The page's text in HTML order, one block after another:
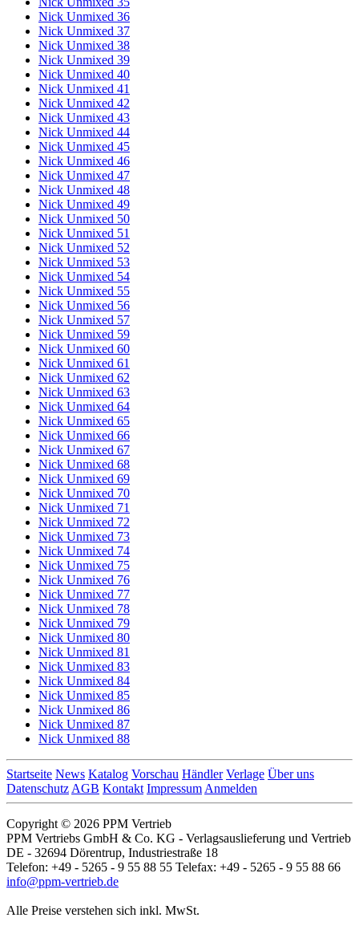
Nick Unmixed 36
Nick Unmixed 37
Nick Unmixed 38
Nick Unmixed 39
Nick Unmixed 40
Nick Unmixed 41
Nick Unmixed 42
Nick Unmixed 43
Nick Unmixed 44
Nick Unmixed 45
Nick Unmixed 46
Nick Unmixed 47
Nick Unmixed 48
Nick Unmixed 49
Nick Unmixed 50
Nick Unmixed 51
Nick Unmixed 52
Nick Unmixed 53
Nick Unmixed 54
Nick Unmixed 55
Nick Unmixed 56
Nick Unmixed 57
Nick Unmixed 59
Nick Unmixed 60
Nick Unmixed 61
Nick Unmixed 62
Nick Unmixed 63
Nick Unmixed 64
Nick Unmixed 65
Nick Unmixed 66
Nick Unmixed 67
Nick Unmixed 68
Nick Unmixed 69
Nick Unmixed 70
Nick Unmixed 71
Nick Unmixed 72
Nick Unmixed 73
Nick Unmixed 74
Nick Unmixed 75
Nick Unmixed 76
Nick Unmixed 77
Nick Unmixed 78
Nick Unmixed 79
Nick Unmixed 80
Nick Unmixed 81
Nick Unmixed 83
Nick Unmixed 84
Nick Unmixed 85
Nick Unmixed 86
Nick Unmixed 87
Nick Unmixed 88
Startseite News Katalog Vorschau Händler Verlage Über uns
Datenschutz AGB Kontakt Impressum Anmelden
Copyright © 2026 PPM Vertrieb
PPM Vertriebs GmbH & Co. KG - Verlagsauslieferung und Vertrieb
DE - 32694 Dörentrup, Industriestraße 18
Telefon: +49 - 5265 - 9 55 88 55 Telefax: +49 - 5265 - 9 55 88 66
info@ppm-vertrieb.de
Alle Preise verstehen sich inkl. MwSt.